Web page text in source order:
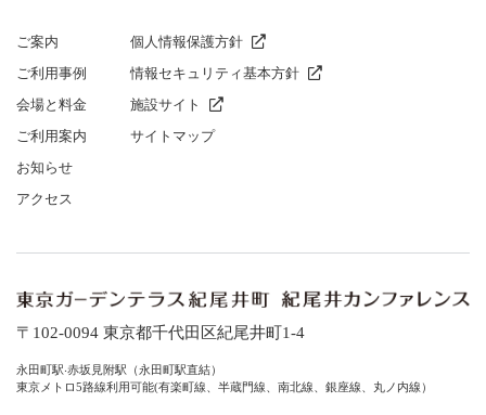
ご案内
ご利⽤事例
会場と料⾦
ご利⽤案内
お知らせ
アクセス
個人情報保護方針
情報セキュリティ基本方針
施設サイト
サイトマップ
〒102-0094 東京都千代⽥区紀尾井町1-4
永⽥町駅‧⾚坂⾒附駅（永⽥町駅直結）
東京メトロ5路線利⽤可能(有楽町線、半蔵⾨線、南北線、銀座線、丸ノ内線）